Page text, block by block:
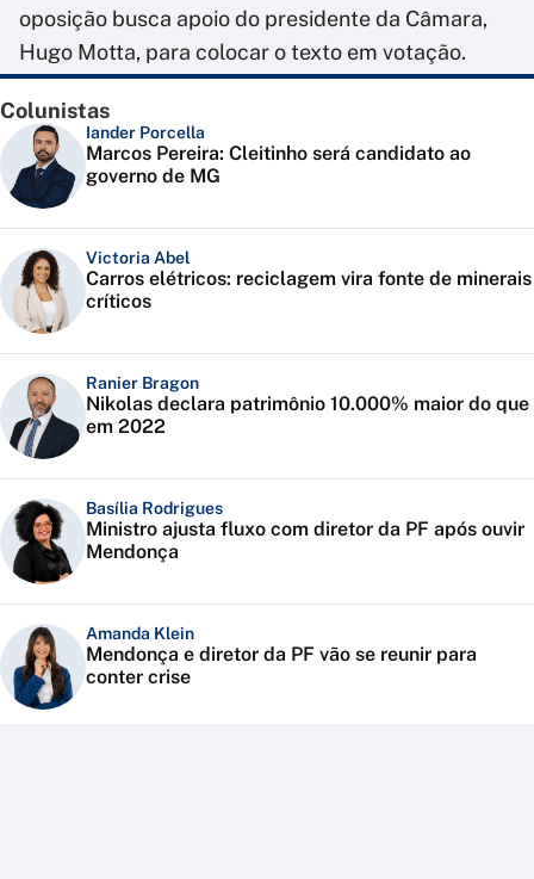
oposição busca apoio do presidente da Câmara,
Hugo Motta, para colocar o texto em votação.
Colunistas
Iander Porcella
Marcos Pereira: Cleitinho será candidato ao
governo de MG
Victoria Abel
Carros elétricos: reciclagem vira fonte de minerais
críticos
Ranier Bragon
Nikolas declara patrimônio 10.000% maior do que
em 2022
Basília Rodrigues
Ministro ajusta fluxo com diretor da PF após ouvir
Mendonça
Amanda Klein
Mendonça e diretor da PF vão se reunir para
conter crise